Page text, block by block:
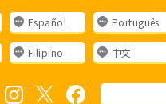
Español Português
Filipino 中文